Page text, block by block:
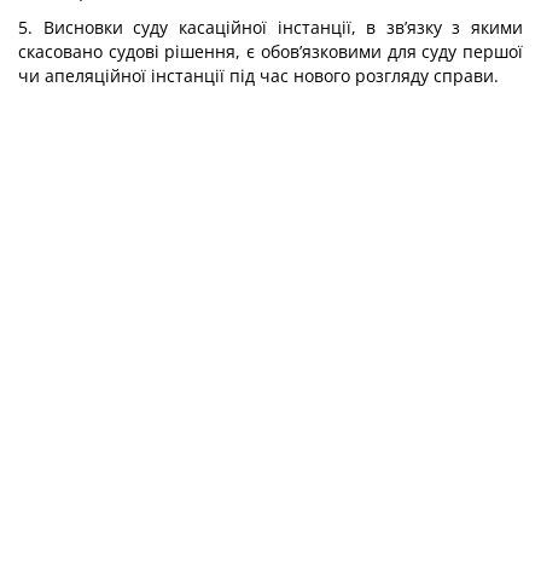
5. Висновки суду касаційної інстанції, в зв’язку з якими
скасовано судові рішення, є обов’язковими для суду першої
чи апеляційної інстанції під час нового розгляду справи.